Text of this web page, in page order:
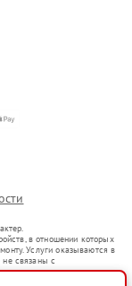
в отношении которых
Услуги оказываются в
связаны с
оборот в соответствии